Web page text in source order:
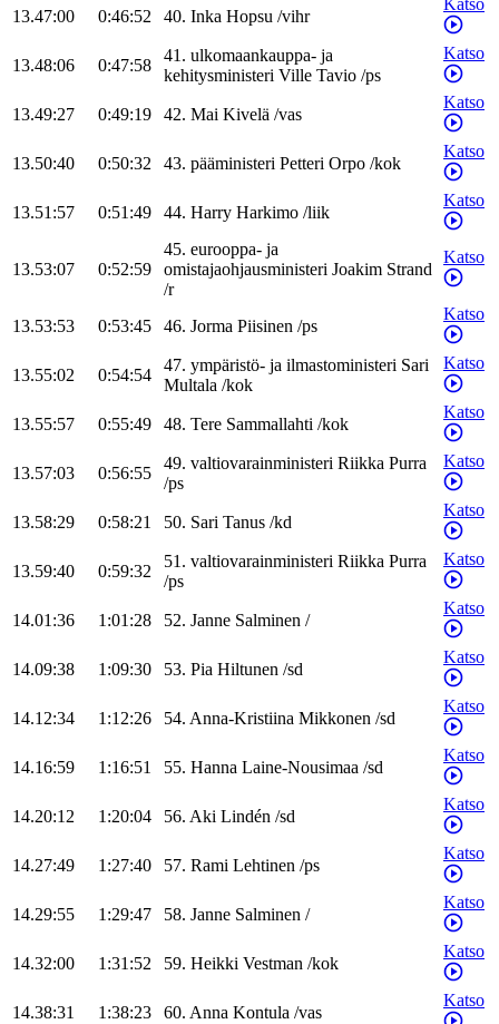
13.47:00 0:46:52 40. Inka Hopsu /vihr
Katso
13.48:06 0:47:58
41. ulkomaankauppa- ja
kehitysministeri Ville Tavio /ps
Katso
13.49:27 0:49:19 42. Mai Kivelä /vas
Katso
13.50:40 0:50:32 43. pääministeri Petteri Orpo /kok
Katso
13.51:57 0:51:49 44. Harry Harkimo /liik
Katso
13.53:07 0:52:59
45. eurooppa- ja
omistajaohjausministeri Joakim Strand
/r
Katso
13.53:53 0:53:45 46. Jorma Piisinen /ps
Katso
13.55:02 0:54:54
47. ympäristö- ja ilmastoministeri Sari
Multala /kok
Katso
13.55:57 0:55:49 48. Tere Sammallahti /kok
Katso
13.57:03 0:56:55
49. valtiovarainministeri Riikka Purra
/ps
Katso
13.58:29 0:58:21 50. Sari Tanus /kd
Katso
13.59:40 0:59:32
51. valtiovarainministeri Riikka Purra
/ps
Katso
14.01:36 1:01:28 52. Janne Salminen /
Katso
14.09:38 1:09:30 53. Pia Hiltunen /sd
Katso
14.12:34 1:12:26 54. Anna-Kristiina Mikkonen /sd
Katso
14.16:59 1:16:51 55. Hanna Laine-Nousimaa /sd
Katso
14.20:12 1:20:04 56. Aki Lindén /sd
Katso
14.27:49 1:27:40 57. Rami Lehtinen /ps
Katso
14.29:55 1:29:47 58. Janne Salminen /
Katso
14.32:00 1:31:52 59. Heikki Vestman /kok
Katso
14.38:31 1:38:23 60. Anna Kontula /vas
Katso